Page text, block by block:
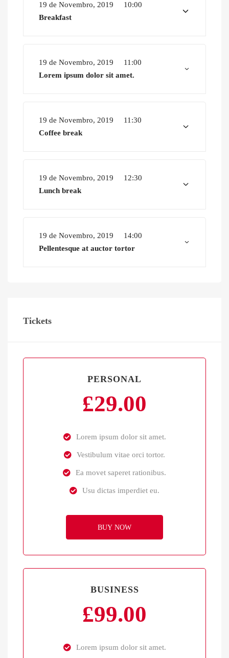
19 de Novembro, 2019
10:00
Breakfast
19 de Novembro, 2019
11:00
Lorem ipsum dolor sit amet.
19 de Novembro, 2019
11:30
Coffee break
19 de Novembro, 2019
12:30
Lunch break
19 de Novembro, 2019
14:00
Pellentesque at auctor tortor
Tickets
PERSONAL
£29.00
Lorem ipsum dolor sit amet.
Vestibulum vitae orci tortor.
Ea movet saperet rationibus.
Usu dictas imperdiet eu.
BUY NOW
BUSINESS
£99.00
Lorem ipsum dolor sit amet.